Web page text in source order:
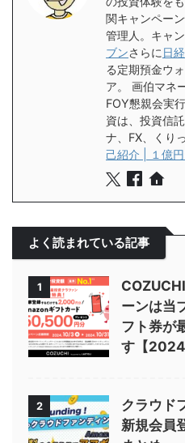
関キャンペー
管理人。キャン
ブンさらに 日
る定期預金ウ
ア。 画伯マネ
FOY懇親会実
資は、投資信
ナ、FX、くり
己紹介 | １億
よく読まれている記事
1
ーンは当
フト券が
す【2024
2
クラウド
新規会員